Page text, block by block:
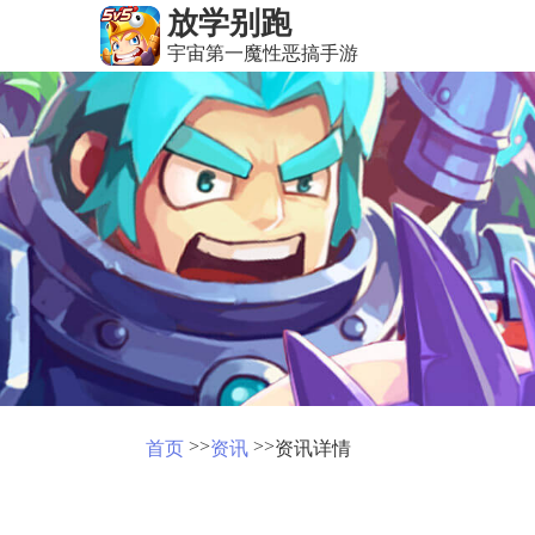
放学别跑
宇宙第一魔性恶搞手游
首页 >>资讯 >>资讯详情